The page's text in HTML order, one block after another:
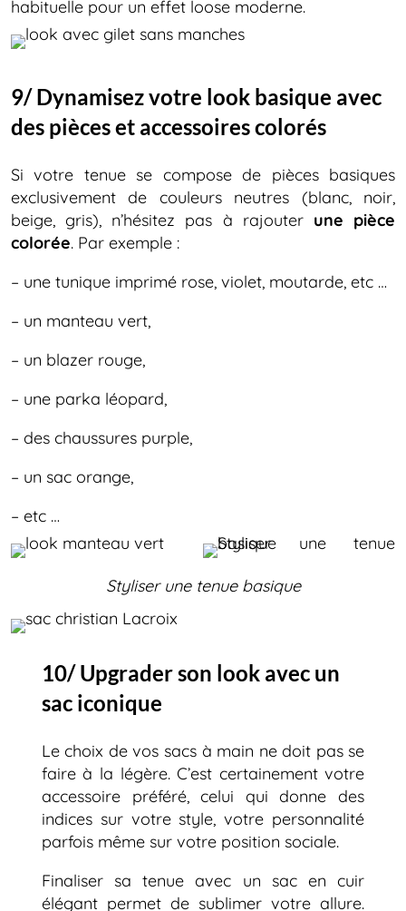
habituelle pour un effet loose moderne.
9/ Dynamisez votre look basique avec
des pièces et accessoires colorés
Si votre tenue se compose de pièces basiques
exclusivement de couleurs neutres (blanc, noir,
beige, gris), n’hésitez pas à rajouter une pièce
colorée. Par exemple :
– une tunique imprimé rose, violet, moutarde, etc …
– un manteau vert,
– un blazer rouge,
– une parka léopard,
– des chaussures purple,
– un sac orange,
– etc …
Styliser une tenue basique
10/ Upgrader son look avec un
sac iconique
Le choix de vos sacs à main ne doit pas se
faire à la légère. C’est certainement votre
accessoire préféré, celui qui donne des
indices sur votre style, votre personnalité
parfois même sur votre position sociale.
Finaliser sa tenue avec un sac en cuir
élégant permet de sublimer votre allure.